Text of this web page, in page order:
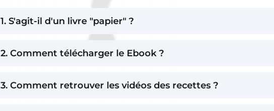
1. S'agit-il d'un livre "papier" ?
est toutefois possible de l'imprimer chez soi.
2. Comment télécharger le Ebook ?
téléchargement du Ebook.
3. Comment retrouver les vidéos des recettes ?